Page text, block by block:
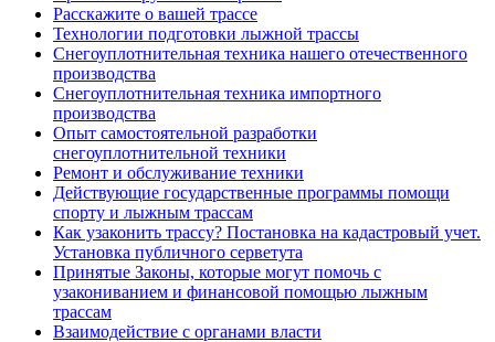
Расскажите о вашей трассе
Технологии подготовки лыжной трассы
Снегоуплотнительная техника нашего отечественного
производства
Снегоуплотнительная техника импортного
производства
Опыт самостоятельной разработки
снегоуплотнительной техники
Ремонт и обслуживание техники
Действующие государственные программы помощи
спорту и лыжным трассам
Как узаконить трассу? Постановка на кадастровый учет.
Установка публичного серветута
Принятые Законы, которые могут помочь с
узакониванием и финансовой помощью лыжным
трассам
Взаимодействие с органами власти